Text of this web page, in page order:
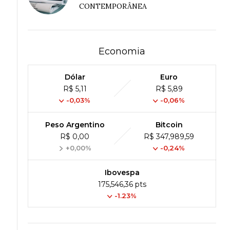
CONTEMPORÂNEA
Economia
Dólar
R$ 5,11
-0,03%
Euro
R$ 5,89
-0,06%
Peso Argentino
R$ 0,00
+0,00%
Bitcoin
R$ 347,989,59
-0,24%
Ibovespa
175,546,36 pts
-1.23%